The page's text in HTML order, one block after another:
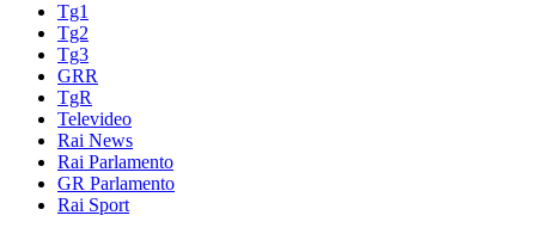
Tg1
Tg2
Tg3
GRR
TgR
Televideo
Rai News
Rai Parlamento
GR Parlamento
Rai Sport